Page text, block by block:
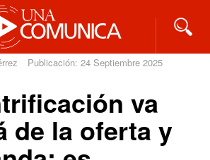
Publicación: 24 Septiembre 2025
va
de la oferta y